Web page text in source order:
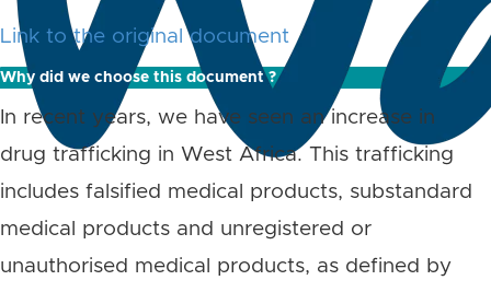
Link to the original document
Why did we choose this document ?
In recent years, we have seen an increase in
drug trafficking in West Africa. This trafficking
includes falsified medical products, substandard
medical products and unregistered or
unauthorised medical products, as defined by